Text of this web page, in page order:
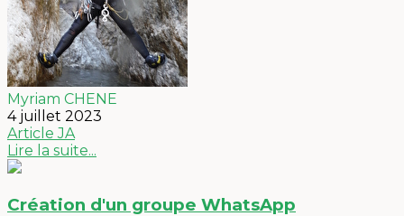
Myriam CHENE
4 juillet 2023
ArticleJA
Lire la suite...
Création d'un groupe WhatsApp